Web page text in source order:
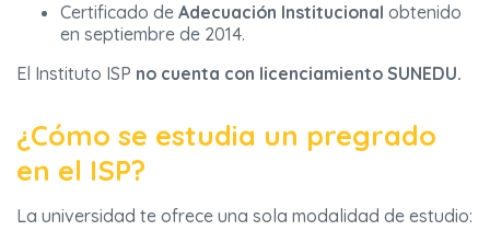
Certificado de Adecuación Institucional obtenido
en septiembre de 2014.
El Instituto ISP no cuenta con licenciamiento SUNEDU.
¿Cómo se estudia un pregrado
en el ISP?
La universidad te ofrece una sola modalidad de estudio: